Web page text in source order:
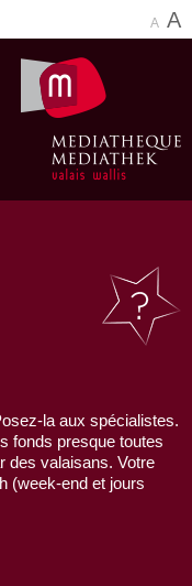
A A
la aux spécialistes.
fonds presque toutes
des valaisans. Votre
(week-end et jours